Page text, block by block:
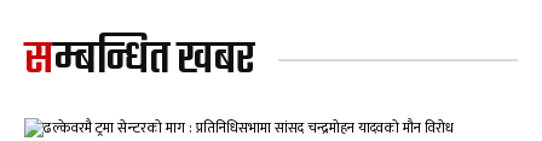
सम्बन्धित खबर